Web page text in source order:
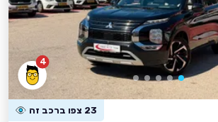
4
23 צפו ברכב זה